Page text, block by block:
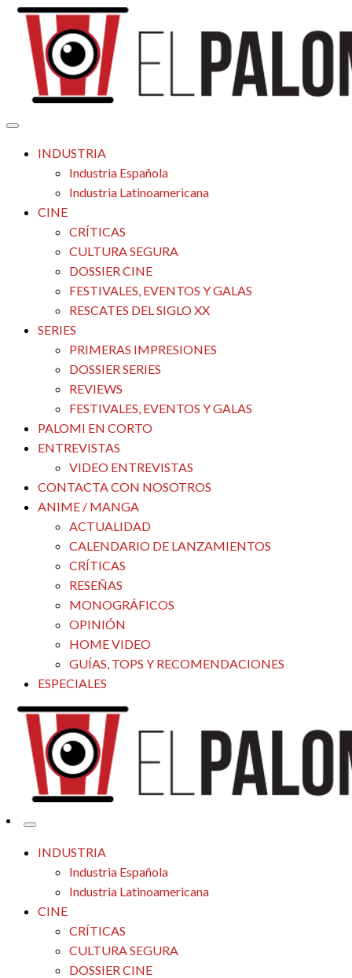
Saltar
contenido
El Palomitrón
Tu espacio de la industria de cine española y latinoamericana
INDUSTRIA
Industria Española
Industria Latinoamericana
CINE
CRÍTICAS
CULTURA SEGURA
DOSSIER CINE
FESTIVALES, EVENTOS Y GALAS
RESCATES DEL SIGLO XX
SERIES
PRIMERAS IMPRESIONES
DOSSIER SERIES
REVIEWS
FESTIVALES, EVENTOS Y GALAS
PALOMI EN CORTO
ENTREVISTAS
VIDEO ENTREVISTAS
CONTACTA CON NOSOTROS
ANIME / MANGA
ACTUALIDAD
CALENDARIO DE LANZAMIENTOS
CRÍTICAS
RESEÑAS
MONOGRÁFICOS
OPINIÓN
HOME VIDEO
GUÍAS, TOPS Y RECOMENDACIONES
ESPECIALES
El Palomitrón
Tu espacio de la industria de cine española y latinoamericana
INDUSTRIA
Industria Española
Industria Latinoamericana
CINE
CRÍTICAS
CULTURA SEGURA
DOSSIER CINE